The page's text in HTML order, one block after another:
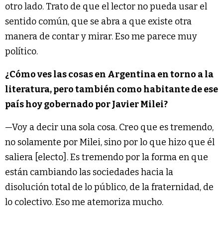
otro lado. Trato de que el lector no pueda usar el
sentido común, que se abra a que existe otra
manera de contar y mirar. Eso me parece muy
político.
¿Cómo ves las cosas en Argentina en torno a la
literatura, pero también como habitante de ese
país hoy gobernado por Javier Milei?
—Voy a decir una sola cosa. Creo que es tremendo,
no solamente por Milei, sino por lo que hizo que él
saliera [electo]. Es tremendo por la forma en que
están cambiando las sociedades hacia la
disolución total de lo público, de la fraternidad, de
lo colectivo. Eso me atemoriza mucho.